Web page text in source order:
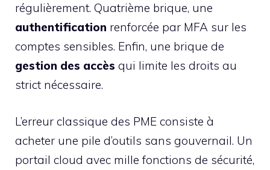
régulièrement. Quatrième brique, une
authentification renforcée par MFA sur les
comptes sensibles. Enfin, une brique de
gestion des accès qui limite les droits au
strict nécessaire.
L’erreur classique des PME consiste à
acheter une pile d’outils sans gouvernail. Un
portail cloud avec mille fonctions de sécurité,